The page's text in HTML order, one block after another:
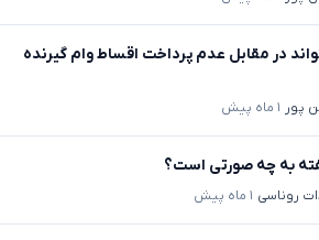
در مقابل عدم پرداخت اقساط وام گیرنده
پور ۱ ماه پیش
به چه صورتی است؟
روناسی ۱ ماه پیش